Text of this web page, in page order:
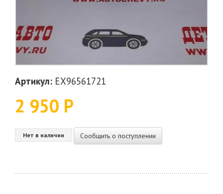
Артикул: EX96561721
2 950 Р
Нет в наличии Сообщить о поступлении